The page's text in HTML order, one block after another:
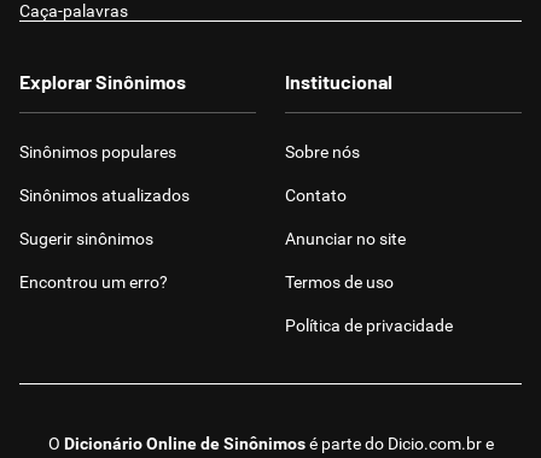
Caça-palavras
O Dicionário Online de Sinônimosé parte do Dicio.com.bre
Explorar Sinônimos
Sinônimos populares
Sinônimos atualizados
Sugerir sinônimos
Encontrou um erro?
Institucional
Sobre nós
Contato
Anunciar no site
Termos de uso
Política de privacidade